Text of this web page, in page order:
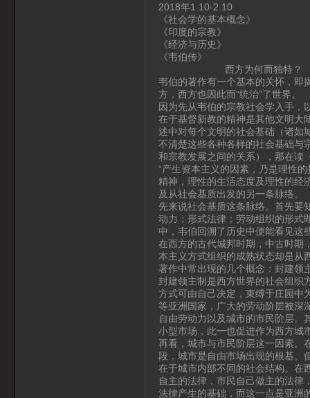
2018年1.10-2.10
《社会学的基本概念》
《印度的宗教》
《经济与历史》
《韦伯传》
西方为何而独特？
韦伯的著作有一个基本的关怀，即
方，西方也因此而“统治”了世界。
因为先从韦伯的宗教社会学入手，
在于基督新教的精神是其他文明大
述中对每个文明的社会基础（诸如
不清楚这些各种各样的社会基础与
和宗教发展之间的关系），那在读
“产生资本主义的因素，乃是理性
精神，理性的生活态度及理性的经
及从社会基质出发的另一条脉络。
先来说社会基质这条脉络。首先要
动力；形式法律；劳动组织的形式
中，韦伯回溯了历史中便能看见这
在西方的古代城邦时期，中古时期
本主义方式组织的成熟状态却是从
著作中常出现的几个概念：封建领
封建领主制是西方世界的社会组织
方式可由自己决定，束缚于庄园中
等亚洲国家，广大的劳动阶层被深
自由劳动力以及城市的市民阶层。
小型市场，此一也促进作为西方城
再看，城市与市民阶层这一因素。
段，城市是自由市场出现的根基。
在于城市内部不同的社会结构。在
自主的法律，市民自己做主的法律
法律产生的基础，而这一点是亚